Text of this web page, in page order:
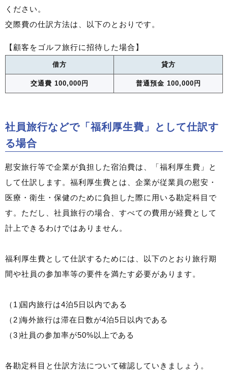
ください。
交際費の仕訳方法は、以下のとおりです。
【顧客をゴルフ旅行に招待した場合】
借方 貸方
交通費 100,000円 普通預金 100,000円
社員旅行などで「福利厚生費」として仕訳す
る場合
慰安旅行等で企業が負担した宿泊費は、「福利厚生費」と
して仕訳します。福利厚生費とは、企業が従業員の慰安・
医療・衛生・保健のために負担した際に用いる勘定科目で
す。ただし、社員旅行の場合、すべての費用が経費として
計上できるわけではありません。
福利厚生費として仕訳するためには、以下のとおり旅行期
間や社員の参加率等の要件を満たす必要があります。
国内旅行は4泊5日以内である
海外旅行は滞在日数が4泊5日以内である
社員の参加率が50%以上である
各勘定科目と仕訳方法について確認していきましょう。